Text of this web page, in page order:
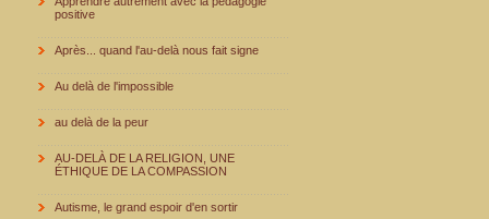
positive
Après... quand l'au-delà nous fait signe
Au delà de l'impossible
au delà de la peur
AU-DELÀ DE LA RELIGION, UNE
ÉTHIQUE DE LA COMPASSION
Autisme, le grand espoir d'en sortir